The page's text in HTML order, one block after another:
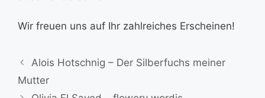
Wir freuen uns auf Ihr zahlreiches Erscheinen!
Alois Hotschnig – Der Silberfuchs meiner
Mutter